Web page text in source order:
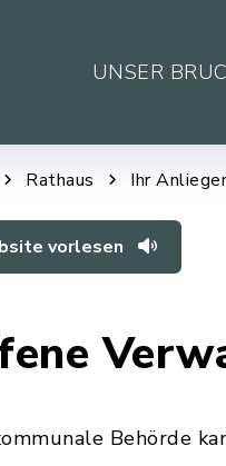
UNSER
Rathaus Ihr
vorlesen
Behörde